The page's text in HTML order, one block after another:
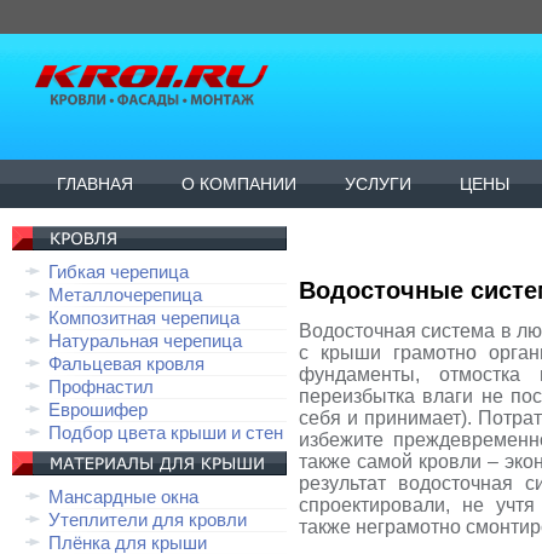
ГЛАВНАЯ О КОМПАНИИ УСЛУГИ ЦЕНЫ
Гибкая черепица
Металлочерепица
Композитная черепица
Натуральная черепица
Фальцевая кровля
Профнастил
Еврошифер
Подбор цвета крыши и стен
Мансардные окна
Утеплители для кровли
Плёнка для крыши
Водосточные
Водосточная система в
с крыши грамотно
фундаменты,
переизбытка влаги не
себя и принимает).
избежите
также самой кровли –
результат водосточная
спроектировали, не
также неграмотно